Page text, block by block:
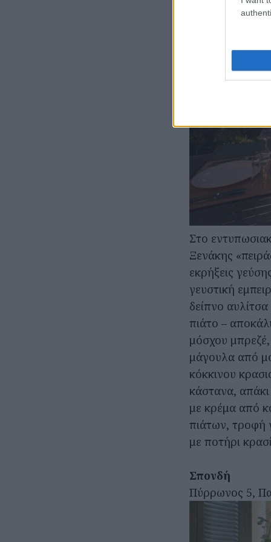
Στο
Ξενάκης
εκρήξεις
γευστική
δείπνο
πιάτο –
μόσχου
μάγουλα από
κόκκινου
κάστανα,
με κρέμα από
πιάτων, τροφή
με ποτήρι
Σπονδή
Πύρρωνος 5,